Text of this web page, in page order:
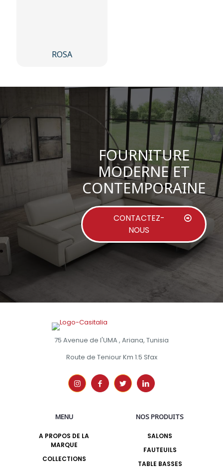
ROSA
FOURNITURE
MODERNE ET
CONTEMPORAINE
CONTACTEZ-
NOUS
75 Avenue de l'UMA , Ariana, Tunisia
Route de Teniour Km 1.5 Sfax
MENU
A PROPOS DE LA
MARQUE
COLLECTIONS
NOS PRODUITS
SALONS
FAUTEUILS
TABLE BASSES